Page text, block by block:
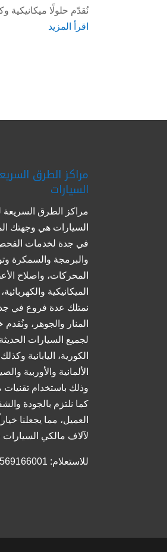
نُقدّم حلولًا ميكانيكية
اقرأ المزيد
مراكز الطرق
السيارات
مراكز الطرق السريعة
السيارات هي وجهتك
في جدة لخدمات
والبرمجة والسمكرة
المحركات، واصلاح
الميكانيكية
نمتلك عدة فروع في
المنار والجوهر، ونُقدم
لجميع السيارات
الكورية، اليابانية
الألمانية والأوربية
وذلك باستخدام تقنيات
كما نلتزم بالجودة
العميل، مما يجعلنا
لآلاف مالكي
للاستعلام: 0569166001